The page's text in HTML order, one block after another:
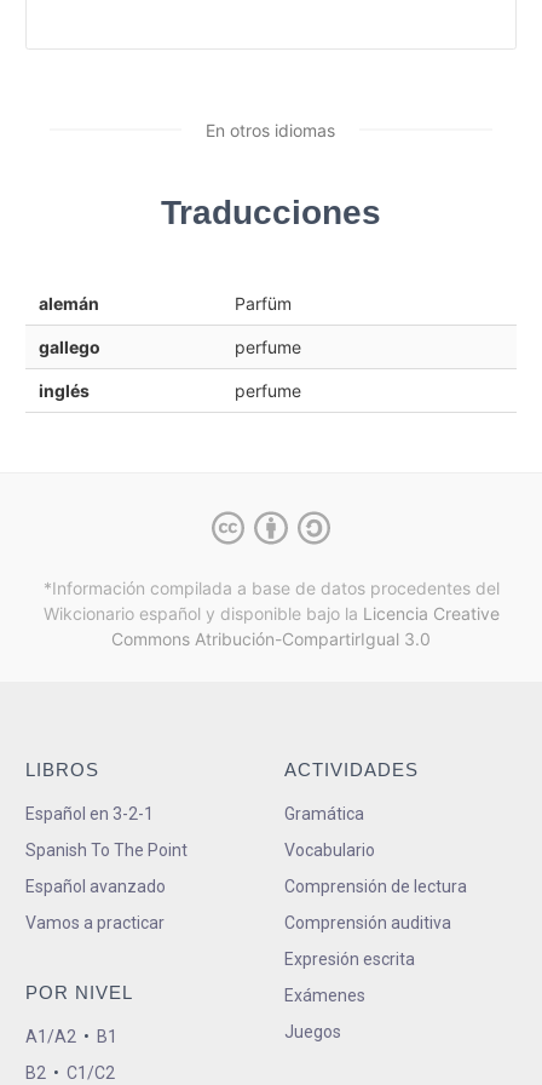
En otros idiomas
Traducciones
alemán Parfüm
gallego perfume
inglés perfume
*Información compilada a base de datos procedentes del
Wikcionario español y disponible bajo la Licencia Creative
Commons Atribución-CompartirIgual 3.0
LIBROS
Español en 3-2-1
Spanish To The Point
Español avanzado
Vamos a practicar
POR NIVEL
A1/A2 • B1
B2 • C1/C2
ACTIVIDADES
Gramática
Vocabulario
Comprensión de lectura
Comprensión auditiva
Expresión escrita
Exámenes
Juegos